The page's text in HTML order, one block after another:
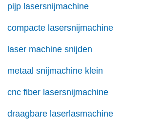
pijp lasersnijmachine
compacte lasersnijmachine
laser machine snijden
metaal snijmachine klein
cnc fiber lasersnijmachine
draagbare laserlasmachine